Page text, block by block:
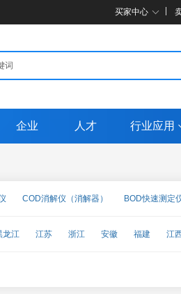
买家中心
企业 人才 行业应用
COD消解仪（消解器） BOD快速测定
）酸根检测仪 水质常规五参数监测仪
龙江 江苏 浙江 安徽 福建 江